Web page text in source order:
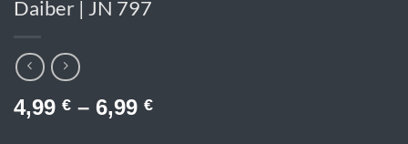
Daiber | JN 797
4,99 € – 6,99 €